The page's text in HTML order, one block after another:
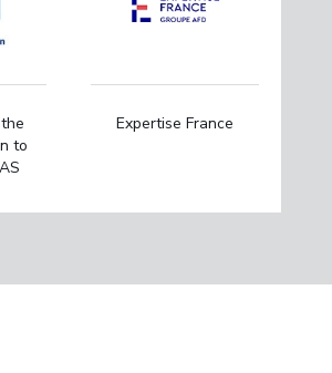
to
Expertise France